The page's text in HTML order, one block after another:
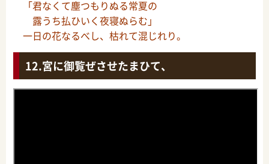
「君なくて塵つもりぬる常夏の
露うち払ひいく夜寝ぬらむ」
一日の花なるべし、枯れて混じれり。
宮に御覧ぜさせたまひて、